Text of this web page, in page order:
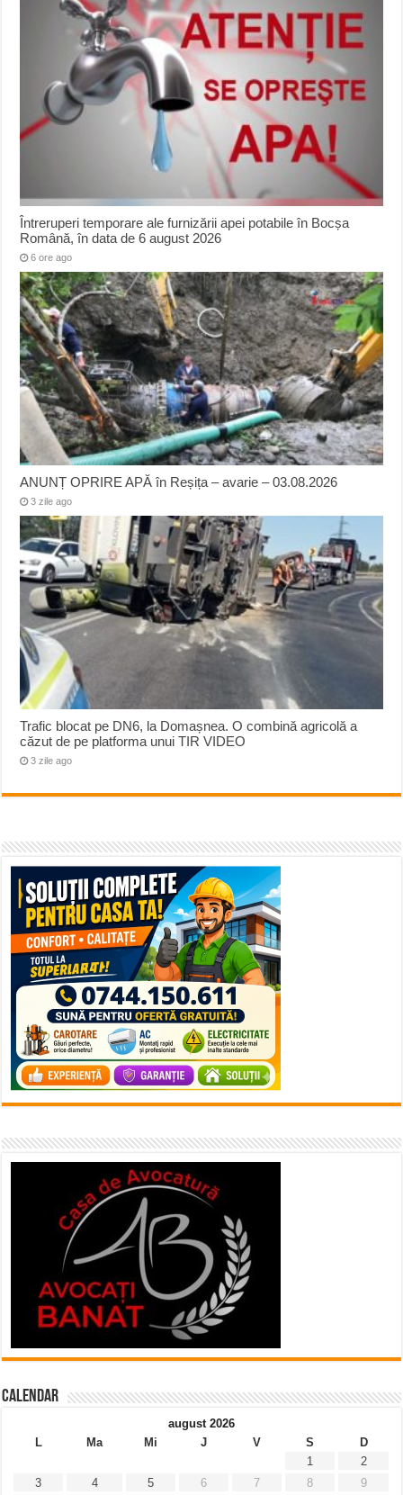
Întreruperi temporare ale furnizării apei potabile în Bocșa
Română, în data de 6 august 2026
6 ore ago
ANUNȚ OPRIRE APĂ în Reșița – avarie – 03.08.2026
3 zile ago
Trafic blocat pe DN6, la Domașnea. O combină agricolă a
căzut de pe platforma unui TIR VIDEO
3 zile ago
Calendar
august 2026
L
Ma Mi J V S
D
1
2
3
4 5 6 7 8
9